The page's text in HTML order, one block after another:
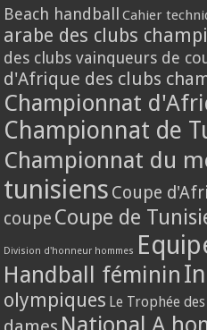
Beach handball Cahier
arabe des clubs
des clubs vainqueurs de
d'Afrique des clubs
Championnat
Championnat de
Championnat du
tunisiens Coupe
coupe Coupe de
Division d'honneur hommes
Handball féminin
olympiques Le Trophée
National A